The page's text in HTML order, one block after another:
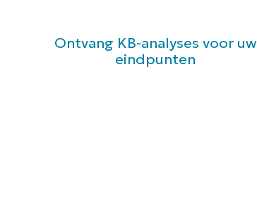
Ontvang KB-analyses voor uw
eindpunten